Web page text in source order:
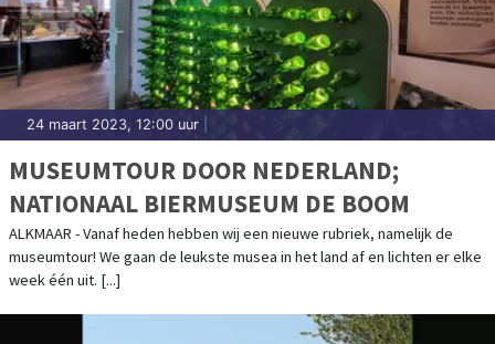
24 maart 2023, 12:00 uur
MUSEUMTOUR DOOR NEDERLAND;
NATIONAAL BIERMUSEUM DE BOOM
ALKMAAR - Vanaf heden hebben wij een nieuwe rubriek, namelijk de
museumtour! We gaan de leukste musea in het land af en lichten er elke
week één uit. [...]